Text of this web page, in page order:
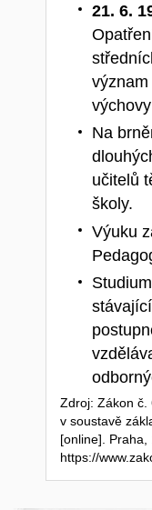
21. 6.
Na
učitelů
školy.
Výuku
Zdroj: Zákon č.
v soustavě
[online].
https://